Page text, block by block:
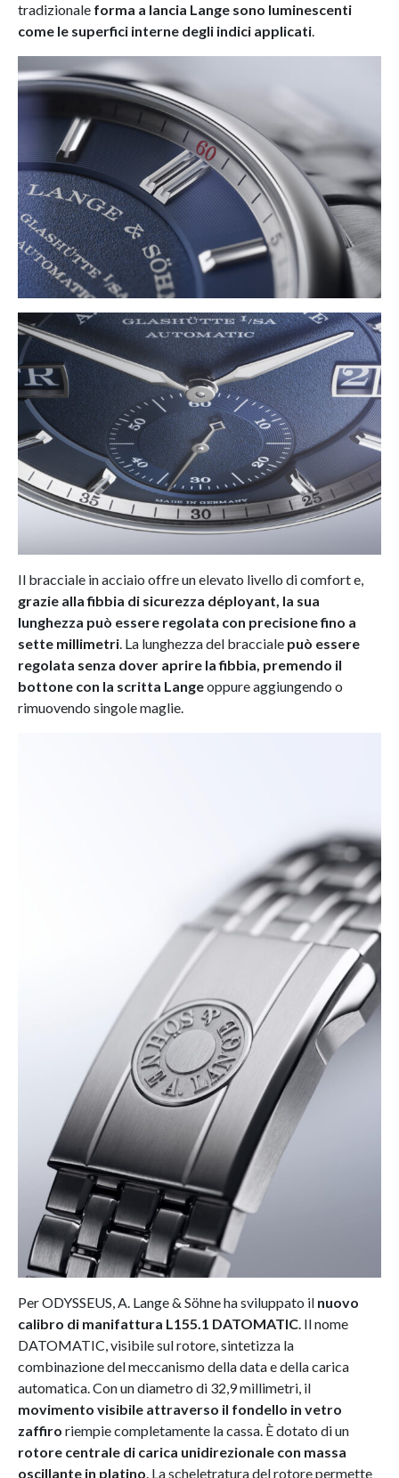
tradizionale forma a lancia Lange sono luminescenti
come le superfici interne degli indici applicati.
Il bracciale in acciaio offre un elevato livello di comfort e,
grazie alla fibbia di sicurezza déployant, la sua
lunghezza può essere regolata con precisione fino a
sette millimetri. La lunghezza del bracciale può essere
regolata senza dover aprire la fibbia, premendo il
bottone con la scritta Langeoppure aggiungendo o
rimuovendo singole maglie.
Per ODYSSEUS, A. Lange & Söhne ha sviluppato il nuovo
calibro di manifattura L155.1 DATOMATIC. Il nome
DATOMATIC, visibile sul rotore, sintetizza la
combinazione del meccanismo della data e della carica
automatica. Con un diametro di 32,9 millimetri, il
movimento visibile attraverso il fondello in vetro
zaffiro riempie completamente la cassa. È dotato di un
rotore centrale di carica unidirezionale con massa
oscillante in platino. La scheletratura del rotore permette